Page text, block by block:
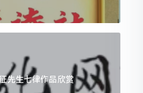
先生七律作品欣赏